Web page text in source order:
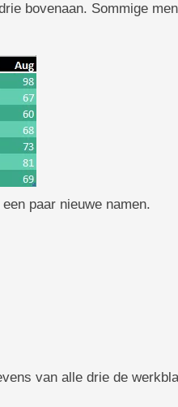
bovenaan. Sommige
paar nieuwe namen.
van alle drie de